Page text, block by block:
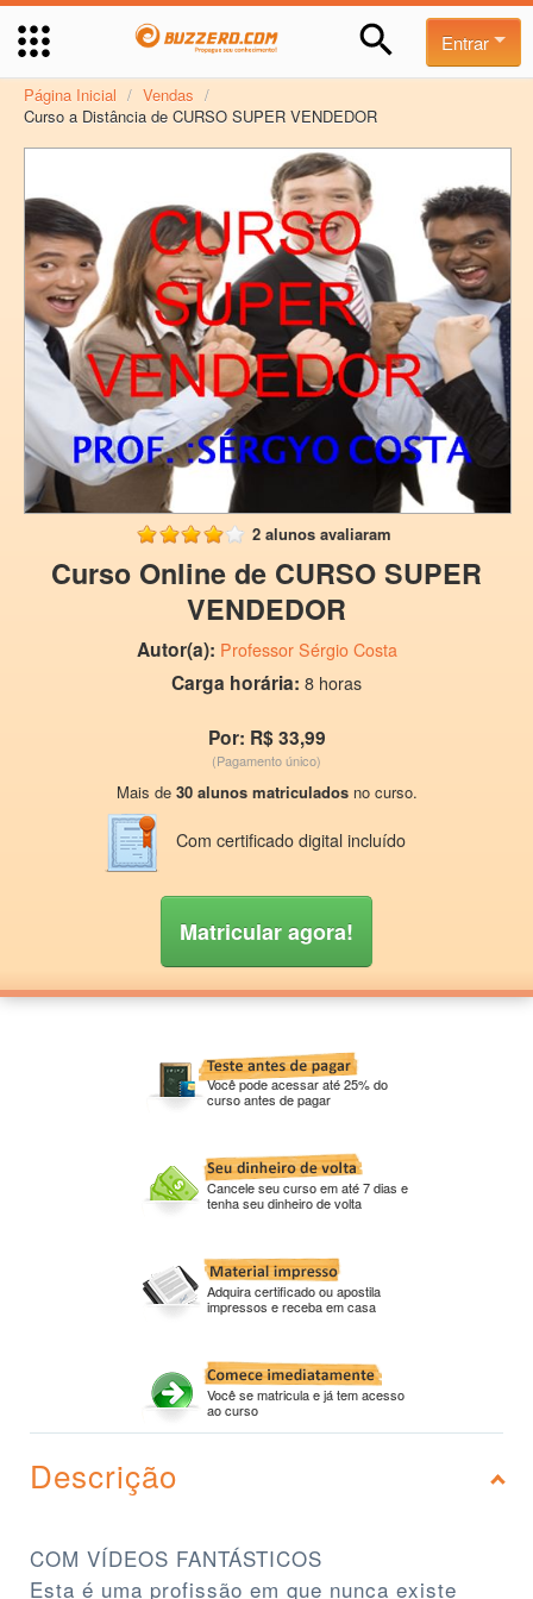
Entrar
Página Inicial / Vendas /
Curso a Distância de CURSO SUPER VENDEDOR
2 alunos avaliaram
Curso Online de CURSO SUPER
VENDEDOR
Autor(a): Professor Sérgio Costa
Carga horária: 8 horas
Por: R$ 33,99
(Pagamento único)
Mais de 30 alunos matriculadosno curso.
Com certificado digital incluído
Matricular agora!
Você pode acessar até 25% do
curso antes de pagar
Cancele seu curso em até 7 dias e
tenha seu dinheiro de volta
Adquira certificado ou apostila
impressos e receba em casa
Você se matricula e já tem acesso
ao curso
Descrição
COM VÍDEOS FANTÁSTICOS
Esta é uma profissão em que nunca existe